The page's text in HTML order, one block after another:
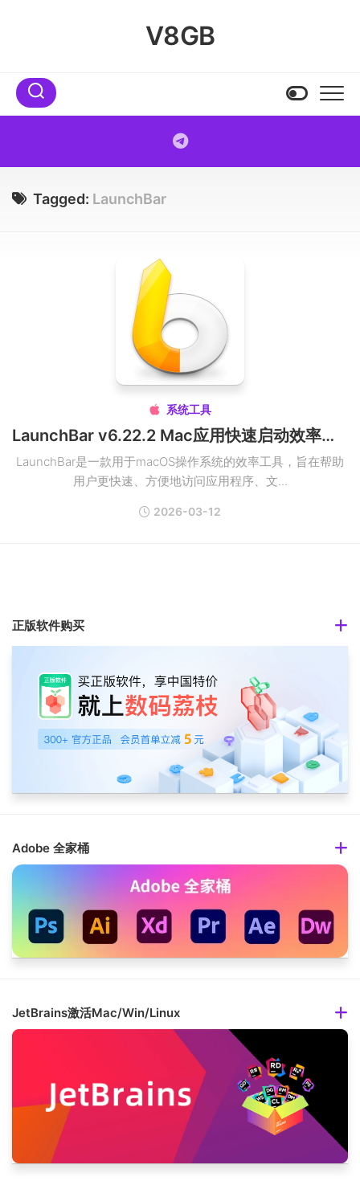
V8GB
Tagged: LaunchBar
 系统工具
LaunchBar v6.22.2 Mac应用快速启动效率工具破解版
LaunchBar是一款用于macOS操作系统的效率工具，旨在帮助
用户更快速、方便地访问应用程序、文...
2026-03-12
正版软件购买
Adobe 全家桶
JetBrains激活Mac/Win/Linux